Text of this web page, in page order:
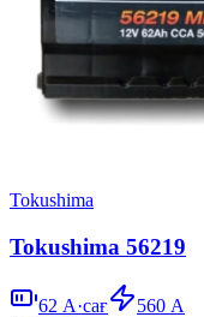
Tokushima
Tokushima 56219
62 А·сағ 560 А